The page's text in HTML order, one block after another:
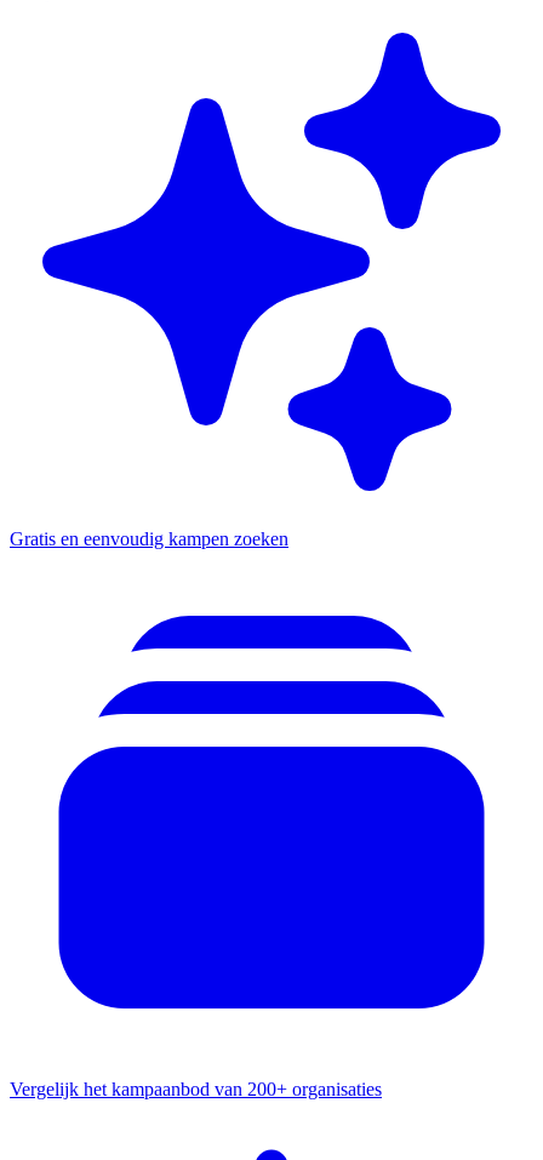
Gratis en eenvoudig kampen zoeken
Vergelijk het kampaanbod van 200+ organisaties